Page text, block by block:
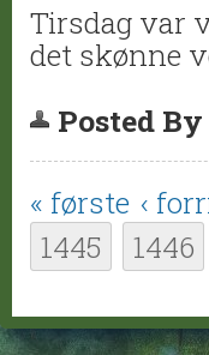
Tirsdag var
det skønne
Posted By
Sider
« første ‹
1445
1446